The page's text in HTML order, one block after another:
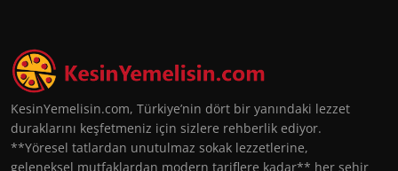
KesinYemelisin.com, Türkiye’nin dört bir yanındaki lezzet
duraklarını keşfetmeniz için sizlere rehberlik ediyor.
**Yöresel tatlardan unutulmaz sokak lezzetlerine,
geleneksel mutfaklardan modern tariflere kadar** her şehir